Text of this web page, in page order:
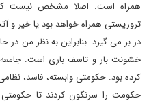
همراه است. اصلا مشخص نیست
تروریستی همراه خواهد بود یا خیر و
در بر می گیرد. بنابراین به نظر من
خشونت بار و تاسف باری است.
کرده بود. حکومتی وابسته، فاسد،
حکومت را سرنگون کردند تا حکومتی